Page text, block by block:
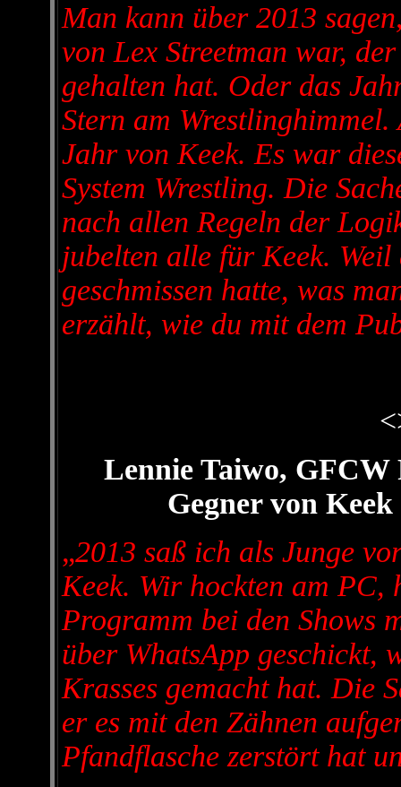
Man kann über 2013
von Lex Streetman war,
gehalten hat. Oder das
Stern am
Jahr von Keek. Es war
System Wrestling. Die
nach allen Regeln der
jubelten alle für Keek.
geschmissen hatte, was
erzählt, wie du mit dem
Lennie Taiwo,
Gegner von
„2013 saß ich als Junge
Keek. Wir hockten am PC,
Programm bei den Shows
über WhatsApp geschickt,
Krasses gemacht hat. Die
er es mit den Zähnen
Pfandflasche zerstört hat